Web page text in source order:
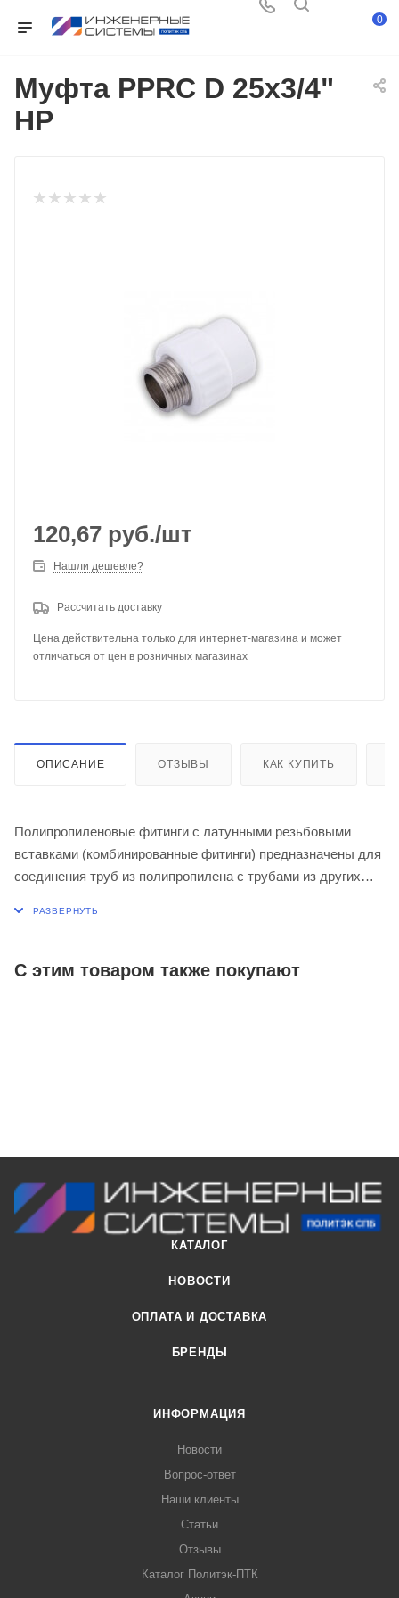
0
Муфта PPRC D 25х3/4"
НР
120,67 руб./шт
Нашли дешевле?
Рассчитать доставку
Цена действительна только для интернет-магазина и может
отличаться от цен в розничных магазинах
ОПИСАНИЕ ОТЗЫВЫ КАК КУПИТЬ
Полипропиленовые фитинги с латунными резьбовыми
вставками (комбинированные фитинги) предназначены для
соединения труб из полипропилена с трубами из других
материалов - Корпус – из полипропилена, массивные
С этим товаром также покупают
КАТАЛОГ
НОВОСТИ
ОПЛАТА И ДОСТАВКА
БРЕНДЫ
ИНФОРМАЦИЯ
Новости
Вопрос-ответ
Наши клиенты
Статьи
Отзывы
Каталог Политэк-ПТК